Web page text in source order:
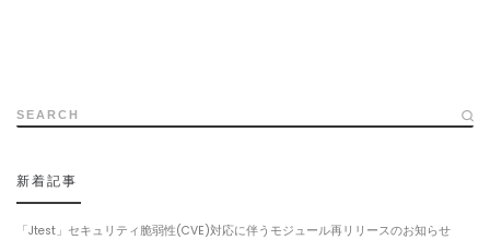
SEARCH
新着記事
「Jtest」セキュリティ脆弱性(CVE)対応に伴うモジュール再リリースのお知らせ